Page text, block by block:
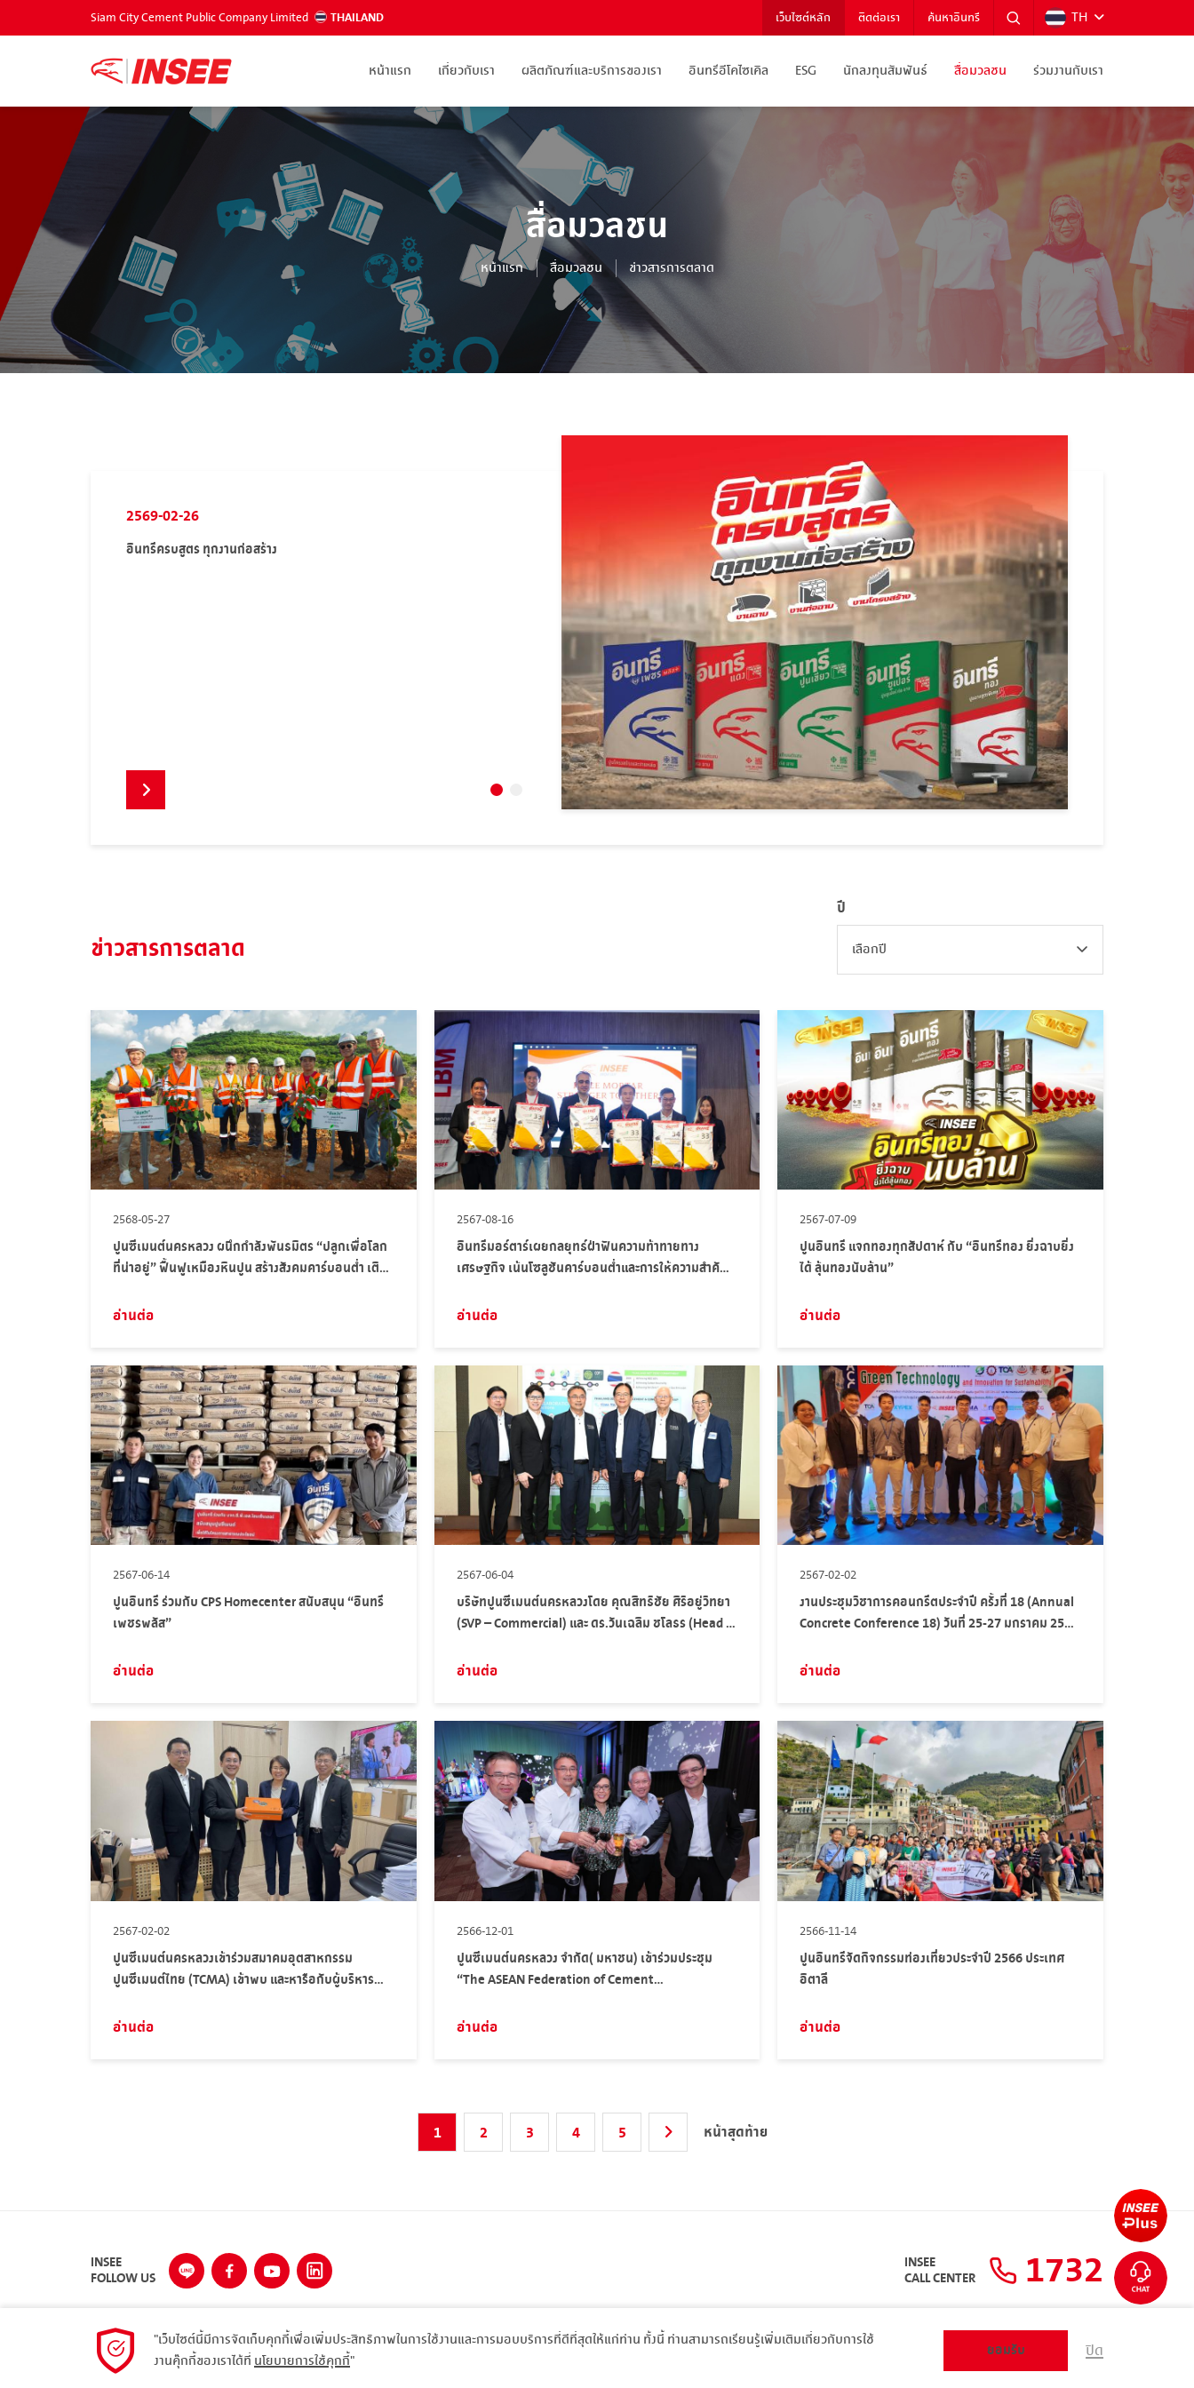
Siam City Cement Public Company Limited THAILAND เว็บไซต์หลัก ติดต่อเรา ค้นหาอินทรี TH
หน้าแรก เกี่ยวกับเรา ผลิตภัณฑ์และบริการของเรา อินทรีอีโคไซเคิล ESG นักลงทุนสัมพันธ์ สื่อมวลชน ร่วมงานกับเรา
สื่อมวลชน
หน้าแรก สื่อมวลชน ข่าวสารการตลาด
2569-02-26
อินทรีครบสูตร ทุกงานก่อสร้าง
ข่าวสารการตลาด
ปี
เลือกปี
2568-05-27
ปูนซีเมนต์นครหลวง ผนึกกำลังพันธมิตร “ปลูกเพื่อโลก
ที่น่าอยู่” ฟื้นฟูเหมืองหินปูน สร้างสังคมคาร์บอนต่ำ เติม
อ่านต่อ
2567-08-16
อินทรีมอร์ตาร์เผยกลยุทธ์ฝ่าฟันความท้าทายทาง
เศรษฐกิจ เน้นโซลูชันคาร์บอนต่ำและการให้ความสำคัญ
อ่านต่อ
2567-07-09
ปูนอินทรี แจกทองทุกสัปดาห์ กับ “อินทรีทอง ยิ่งฉาบยิ่ง
ได้ ลุ้นทองนับล้าน”
อ่านต่อ
2567-06-14
ปูนอินทรี ร่วมกับ CPS Homecenter สนับสนุน “อินทรี
เพชรพลัส”
อ่านต่อ
2567-06-04
บริษัทปูนซีเมนต์นครหลวงโดย คุณสิทธิชัย ศิริอยู่วิทยา
(SVP – Commercial) และ ดร.วันเฉลิม ชโลธร (Head of
ตัวแทนในการเข้าร่วมงาน TCMA Exclusive Talk ของ
อ่านต่อ
2567-02-02
งานประชุมวิชาการคอนกรีตประจำปี ครั้งที่ 18 (Annual
Concrete Conference 18) วันที่ 25-27 มกราคม 2567
อ่านต่อ
2567-02-02
ปูนซีเมนต์นครหลวงเข้าร่วมสมาคมอุตสาหกรรม
ปูนซีเมนต์ไทย (TCMA) เข้าพบ และหารือกับผู้บริหาร
ผลิตภัณฑ์อุตสาหกรรมเพื่อขับเคลื่อนการใช้งานปูนซี
อ่านต่อ
2566-12-01
ปูนซีเมนต์นครหลวง จำกัด( มหาชน) เข้าร่วมประชุม
“The ASEAN Federation of Cement
ภายใต้หัวข้อ "ความร่วมมือของกลุ่มปูนซีเมนต์อาเซียนสู่
อ่านต่อ
2566-11-14
ปูนอินทรีจัดกิจกรรมท่องเที่ยวประจำปี 2566 ประเทศ
อิตาลี
อ่านต่อ
1 2 3 4 5 หน้าสุดท้าย
INSEE
FOLLOW US
INSEE
CALL CENTER 1732
© 2023 Siam City Cement Public Company Limited. All rights reserved. แผนผังเว็บไซต์
"เว็บไซต์นี้มีการจัดเก็บคุกกี้เพื่อเพิ่มประสิทธิภาพในการใช้งานและการมอบบริการที่ดีที่สุดให้แก่ท่าน ทั้งนี้ ท่านสามารถเรียนรู้เพิ่มเติมเกี่ยวกับการใช้
งานคุ๊กกี้ของเราได้ที่นโยบายการใช้คุกกี้"
ยอมรับ ปิด